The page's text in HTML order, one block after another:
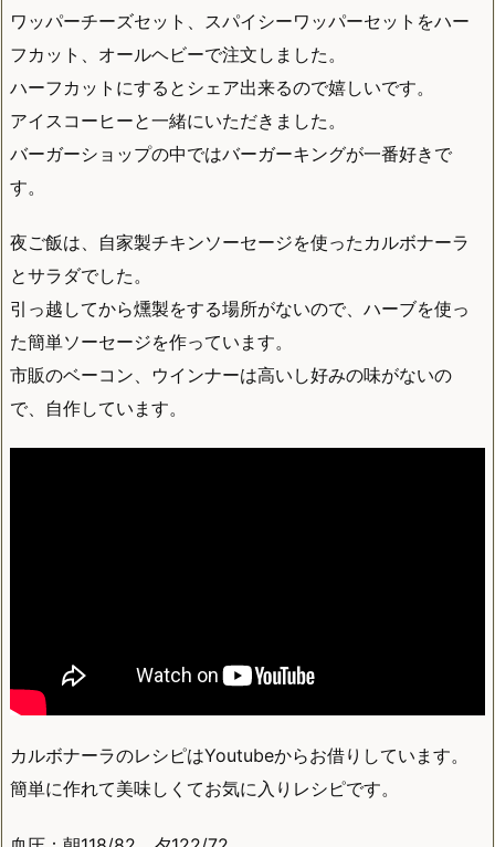
ワッパーチーズセット、スパイシーワッパーセットをハー
フカット、オールヘビーで注文しました。
ハーフカットにするとシェア出来るので嬉しいです。
アイスコーヒーと一緒にいただきました。
バーガーショップの中ではバーガーキングが一番好きで
す。
夜ご飯は、自家製チキンソーセージを使ったカルボナーラ
とサラダでした。
引っ越してから燻製をする場所がないので、ハーブを使っ
た簡単ソーセージを作っています。
市販のベーコン、ウインナーは高いし好みの味がないの
で、自作しています。
カルボナーラのレシピはYoutubeからお借りしています。
簡単に作れて美味しくてお気に入りレシピです。